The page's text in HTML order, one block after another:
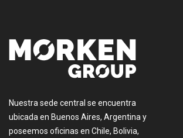
Nuestra sede central se encuentra
ubicada en Buenos Aires, Argentina y
poseemos oficinas en Chile, Bolivia,